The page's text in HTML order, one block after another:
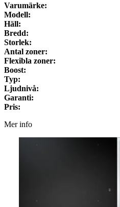
Varumärke:
Modell:
Häll:
Bredd:
Storlek:
Antal zoner:
Flexibla zoner:
Boost:
Typ:
Ljudnivå:
Garanti:
Pris:
Mer info